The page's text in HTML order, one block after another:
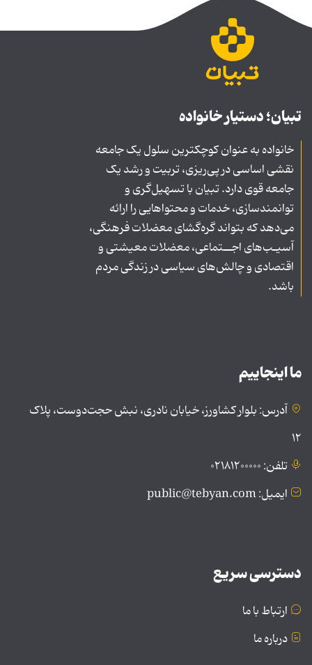
تبیان؛ دستیار خانواده
خانواده به عنوان کوچکترین سلول یک جامعه
نقشی اساسی در پی‌ریزی، تربیت و رشد یک
جامعه قوی دارد. تبیان با تسهیل‌گری و
توانمندسازی، خدمات و محتواهایی را ارائه
می‌دهد که بتواند گره‌گشای معضلات فرهنگی،
آسیـب‌های اجــتماعی، معضلات معیشتی و
اقتصادی و چالش‌های سیاسی در زندگی مردم
باشد.
ما اینجاییم
آدرس: بلوار کشاورز، خیابان نادری، نبش حجت‌دوست، پلاک
۱۲
تلفن: ۰۲۱۸۱۲۰۰۰۰۰
ایمیل: public@tebyan.com
دسترسی سریع
ارتباط با ما
درباره ما